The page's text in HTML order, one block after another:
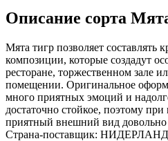
Описание сорта
Мята тигр позволяет составлять
композиции, которые создадут
ресторане, торжественном зале
помещении. Оригинальное
много приятных эмоций и
достаточно стойкое, поэтому
приятный внешний вид довольно
Страна-поставщик: